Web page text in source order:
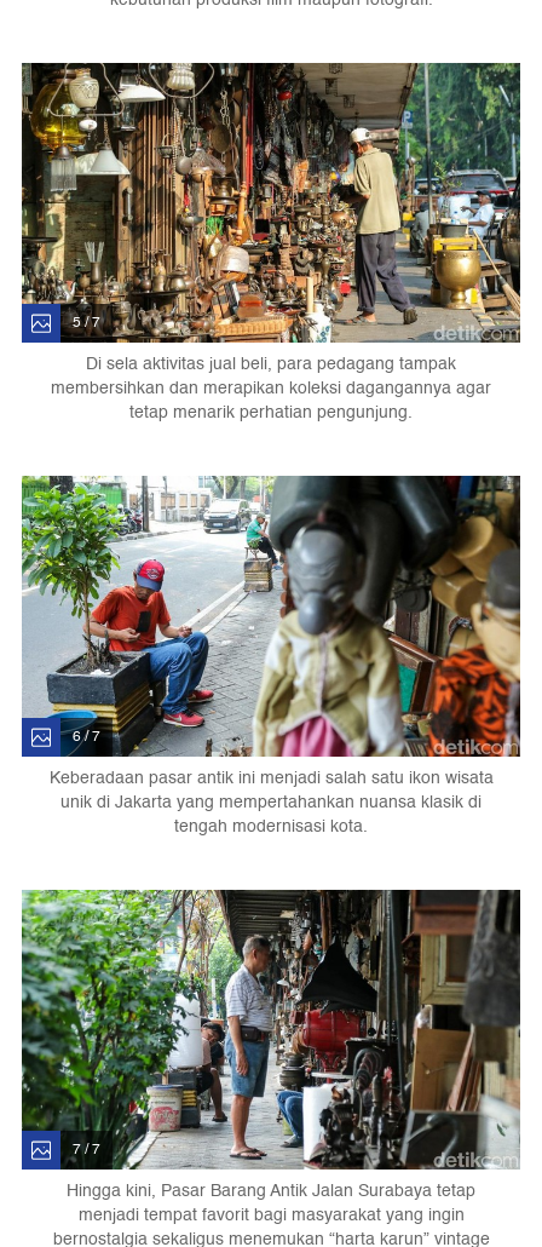
5 / 7
Di sela aktivitas jual beli, para pedagang tampak
membersihkan dan merapikan koleksi dagangannya agar
tetap menarik perhatian pengunjung.
6 / 7
Keberadaan pasar antik ini menjadi salah satu ikon wisata
unik di Jakarta yang mempertahankan nuansa klasik di
tengah modernisasi kota.
7 / 7
Hingga kini, Pasar Barang Antik Jalan Surabaya tetap
menjadi tempat favorit bagi masyarakat yang ingin
bernostalgia sekaligus menemukan “harta karun” vintage